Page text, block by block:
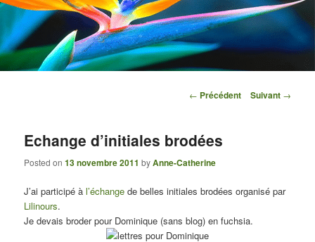
Navigation des articles
← Précédent Suivant →
Echange d’initiales brodées
Posted on13 novembre 2011 byAnne-Catherine
J’ai participé àl’échange de belles initiales brodées organisé par
Lilinours.
Je devais broder pour Dominique (sans blog) en fuchsia.